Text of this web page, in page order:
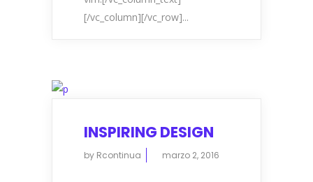
[/vc_column][/vc_row]...
INSPIRING DESIGN
by Rcontinua marzo 2, 2016